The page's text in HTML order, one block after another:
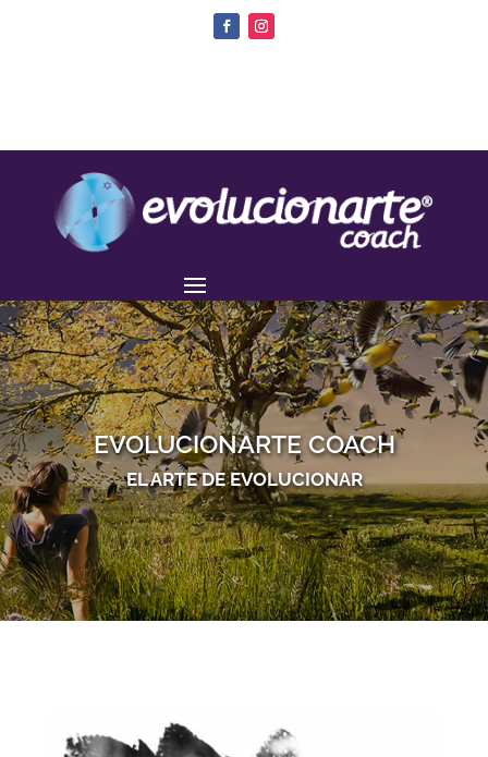
EVOLUCIONARTE COACH
EL ARTE DE EVOLUCIONAR